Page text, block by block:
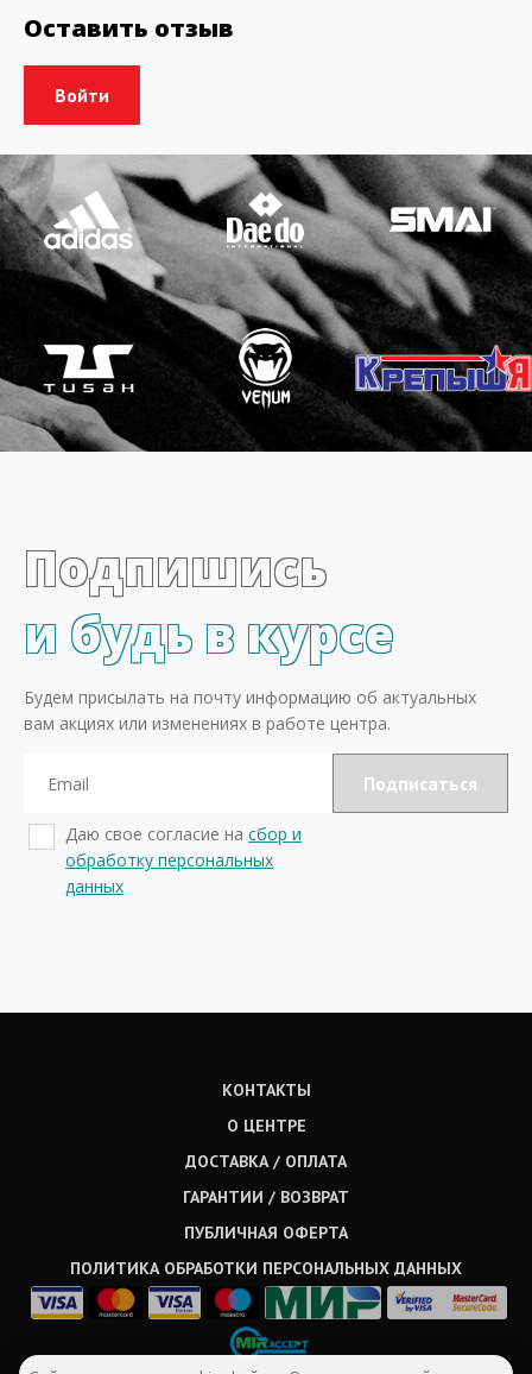
Оставить отзыв
Подпишись
и будь в курсе
Будем присылать на почту информацию об актуальных
вам акциях или изменениях в работе центра.
Даю свое согласие на сбор и
обработку персональных
данных
КОНТАКТЫ
О ЦЕНТРЕ
ДОСТАВКА / ОПЛАТА
ГАРАНТИИ / ВОЗВРАТ
ПУБЛИЧНАЯ ОФЕРТА
ПОЛИТИКА ОБРАБОТКИ ПЕРСОНАЛЬНЫХ ДАННЫХ